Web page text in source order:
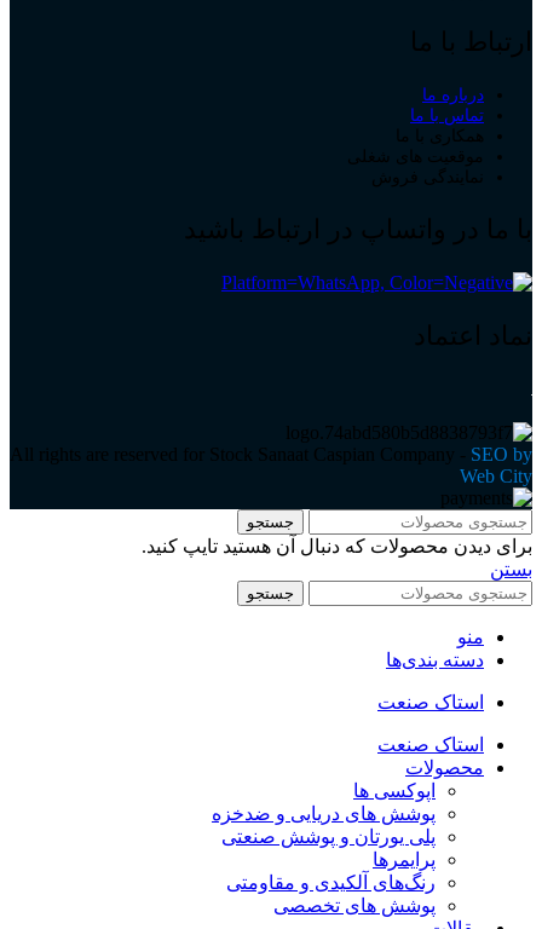
ارتباط با ما
درباره ما
تماس با ما
همکاری با ما
موقعیت های شغلی
نمایندگی فروش
با ما در واتساپ در ارتباط باشید
نماد اعتماد
All rights are reserved for Stock Sanaat Caspian Company - SEO by
Web City
جستجو
برای دیدن محصولات که دنبال آن هستید تایپ کنید.
بستن
جستجو
منو
دسته بندی‌ها
استاک صنعت
استاک صنعت
محصولات
اپوکسی ها
پوشش های دریایی و ضدخزه
پلی یورتان و پوشش صنعتی
پرایمرها
رنگ‌های آلکیدی و مقاومتی
پوشش های تخصصی